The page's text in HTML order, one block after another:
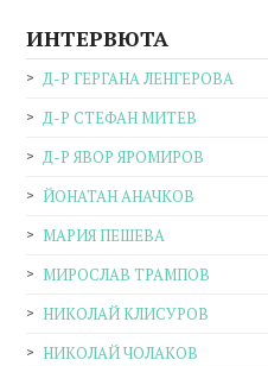
ИНТЕРВЮТА
Д-Р ГЕРГАНА ЛЕНГЕРОВА
Д-Р СТЕФАН МИТЕВ
Д-Р ЯВОР ЯРОМИРОВ
ЙОНАТАН АНАЧКОВ
МАРИЯ ПЕШЕВА
МИРОСЛАВ ТРАМПОВ
НИКОЛАЙ КЛИСУРОВ
НИКОЛАЙ ЧОЛАКОВ